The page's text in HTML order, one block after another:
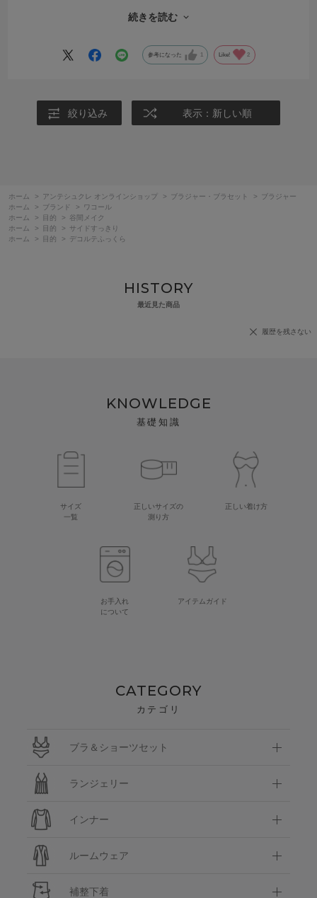
一日中、痛くなる事もぶかぶかになることもなく、つけ心地がとても
続きを読む
参考になった Like! 2
絞り込み 表示：新しい順
ホーム > アンテシュクレ オンラインショップ > ブラジャー・ブラセット >
ブラジャー
ホーム
> ブランド >
ワコール
ホーム
> 目的 >
谷間メイク
ホーム
> 目的 >
サイドすっきり
ホーム
> 目的 > デコルテふっくら
HISTORY
最近見た商品
履歴を残さない
KNOWLEDGE
基礎知識
サイズ
一覧
正しいサイズの
測り方
正しい着け方
お手入れ
について
アイテムガイド
CATEGORY
カテゴリ
ブラ＆ショーツセット
ランジェリー
インナー
ルームウェア
補整下着